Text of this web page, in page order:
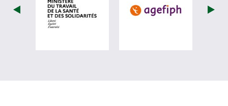
visiter les site de Ministère du travail
visiter les